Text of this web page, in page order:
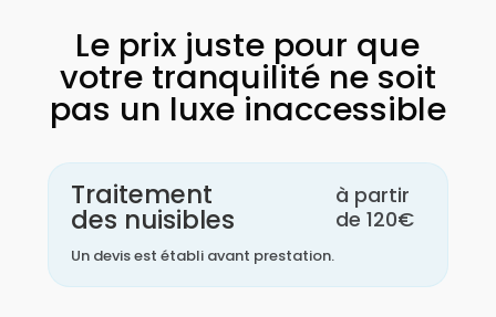
Le prix juste pour que
votre tranquilité ne soit
pas un luxe inaccessible
Traitement
des nuisibles
à partir
de 120€
Un devis est établi avant prestation.